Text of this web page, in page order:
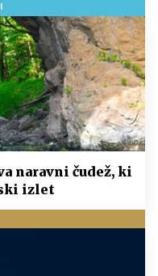
naravni čudež, ki
izlet